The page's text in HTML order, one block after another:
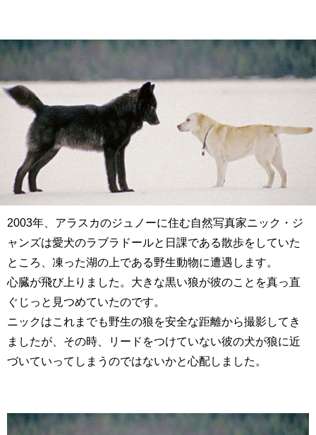
2003年、アラスカのジュノーに住む自然写真家ニック・ジ
ャンズは愛犬のラブラドールと日課である散歩をしていた
ところ、凍った湖の上である野生動物に遭遇します。
心臓が飛び上りました。大きな黒い狼が彼のことを真っ直
ぐじっと見つめていたのです。
ニックはこれまでも野生の狼を安全な距離から撮影してき
ましたが、その時、リードをつけていない彼の犬が狼に近
づいていってしまうのではないかと心配しました。